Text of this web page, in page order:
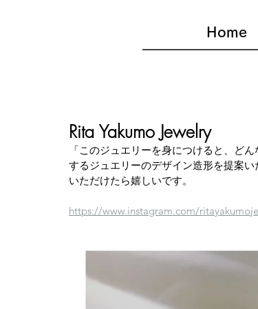
Home
Rita Yakumo Jewelry
「このジュエリーを身につけると、ど
するジュエリーのデザイン造形を提案
いただけたら嬉しいです。
https://www.instagram.com/